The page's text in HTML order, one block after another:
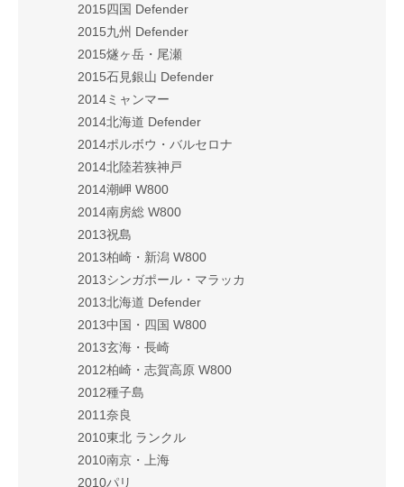
2015四国 Defender
2015九州 Defender
2015燧ヶ岳・尾瀬
2015石見銀山 Defender
2014ミャンマー
2014北海道 Defender
2014ポルボウ・バルセロナ
2014北陸若狭神戸
2014潮岬 W800
2014南房総 W800
2013祝島
2013柏崎・新潟 W800
2013シンガポール・マラッカ
2013北海道 Defender
2013中国・四国 W800
2013玄海・長崎
2012柏崎・志賀高原 W800
2012種子島
2011奈良
2010東北 ランクル
2010南京・上海
2010パリ